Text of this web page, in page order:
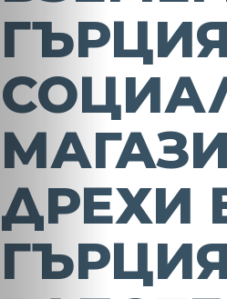
ДРЕХИ